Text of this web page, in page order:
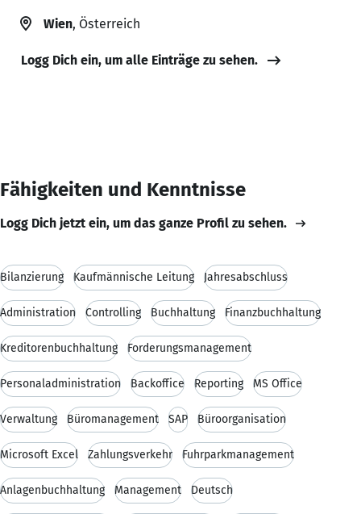
Wien, Österreich
Logg Dich ein, um alle Einträge zu sehen.
Fähigkeiten und Kenntnisse
Logg Dich jetzt ein, um das ganze Profil zu sehen.
Bilanzierung Kaufmännische Leitung Jahresabschluss
Administration Controlling Buchhaltung Finanzbuchhaltung
Kreditorenbuchhaltung Forderungsmanagement
Personaladministration Backoffice Reporting MS Office
Verwaltung Büromanagement SAP Büroorganisation
Microsoft Excel Zahlungsverkehr Fuhrparkmanagement
Anlagenbuchhaltung Management Deutsch